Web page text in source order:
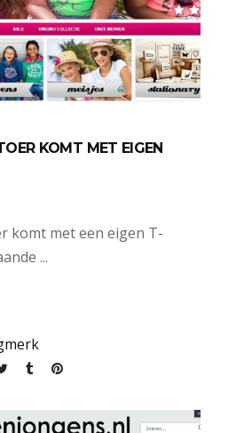
KOMT MET EIGEN
komt met een eigen T-